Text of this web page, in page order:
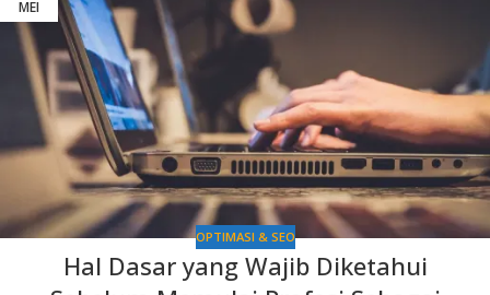
MEI
OPTIMASI & SEO
Hal Dasar yang Wajib Diketahui